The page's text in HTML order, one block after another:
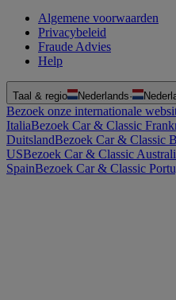
Algemene voorwaarden
Privacybeleid
Fraude Advies
Help
Taal & regio Nederlands·
Bezoek onze internationale
ItaliaBezoek Car & Classic
DuitslandBezoek Car & Classic
USBezoek Car & Classic
SpainBezoek Car & Classic